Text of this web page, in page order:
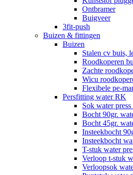
Ontbramer
Buigveer
3fit-push
Buizen & fittingen
Buizen
Stalen cv buis,
Roodkoperen
Zachte
Wicu
Flexibele pe-
Persfitting water RK
Sok water
Bocht 90gr.
Bocht 45gr.
Insteekbocht
Insteekbocht
T-stuk water
Verloop t-stuk
Verloopsok